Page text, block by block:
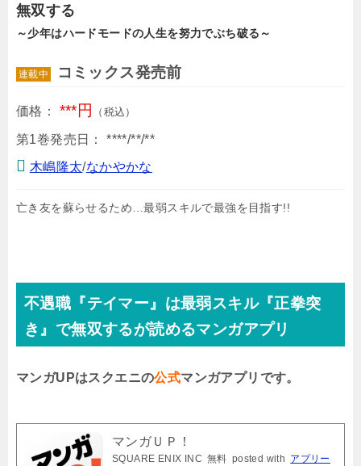
無双する
～少年はハードモードの人生を努力でぶち破る～
連載中 コミックス発売前
価格： ***円 （税込）
第1巻発売日：
****/**/**
木嶋隆太/なかやかな
亡き友を蘇らせるため…最弱スキルで最強を目指す!!
不遇職『テイマー』は最弱スキル『正拳突
き』で無双するが読めるマンガアプリ
マンガUPはスクエニの公式マンガアプリです。
マンガＵＰ！
SQUARE ENIX INC 無料 posted with アプリー